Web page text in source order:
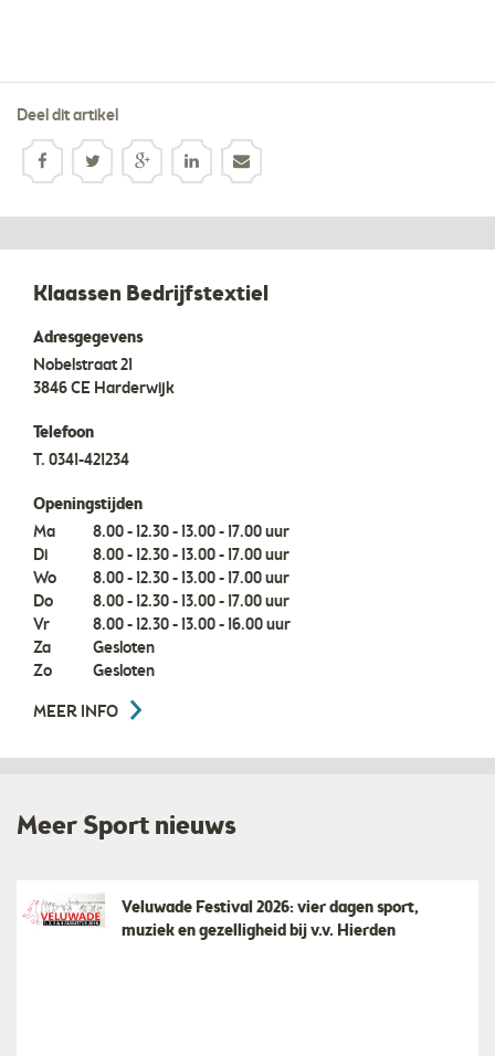
Deel dit artikel
Klaassen Bedrijfstextiel
Adresgegevens
Nobelstraat 21
3846 CE Harderwijk
Telefoon
T. 0341-421234
Openingstijden
Ma
8.00 - 12.30 - 13.00 - 17.00 uur
Di
8.00 - 12.30 - 13.00 - 17.00 uur
Wo
8.00 - 12.30 - 13.00 - 17.00 uur
Do
8.00 - 12.30 - 13.00 - 17.00 uur
Vr
8.00 - 12.30 - 13.00 - 16.00 uur
Za
Gesloten
Zo
Gesloten
MEER INFO
Meer Sport nieuws
Veluwade Festival 2026: vier dagen sport,
muziek en gezelligheid bij v.v. Hierden